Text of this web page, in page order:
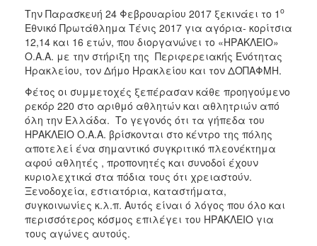
2017
2016
2015
2012
2011
ΔΗΜΟΣ
ΠΟΛΙΤΙΣΜΟΣ
Την Παρασκευή 24 Φεβρουαρίου 2017 ξεκινάει το 1 ο
Εθνικό Πρωτάθλημα Τένις 2017 για αγόρια- κορίτσια
12,14 και 16 ετών, που διοργανώνει το «ΗΡΑΚΛΕΙΟ»
Ο.Α.Α. με την στήριξη της Περιφερειακής Ενότητας
Ηρακλείου, τον Δήμο Ηρακλείου και τον ΔΟΠΑΦΜΗ.
Φέτος οι συμμετοχές ξεπέρασαν κάθε προηγούμενο
ρεκόρ 220 στο αριθμό αθλητών και αθλητριών από
όλη την Ελλάδα. Το γεγονός ότι τα γήπεδα του
ΗΡΑΚΛΕΙΟ Ο.Α.Α. βρίσκονται στο κέντρο της πόλης
αποτελεί ένα σημαντικό συγκριτικό πλεονέκτημα
αφού αθλητές , προπονητές και συνοδοί έχουν
κυριολεχτικά στα πόδια τους ότι χρειαστούν.
Ξενοδοχεία, εστιατόρια, καταστήματα,
συγκοινωνίες κ.λ.π. Αυτός είναι ό λόγος που όλο και
περισσότερος κόσμος επιλέγει του ΗΡΑΚΛΕΙΟ για
τους αγώνες αυτούς.